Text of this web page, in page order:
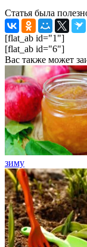
Статья была
[flat_ab id="1"]
[flat_ab id="6"]
Вас также может
зиму